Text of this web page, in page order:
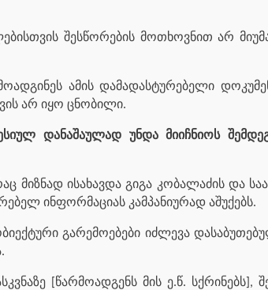
შესწორების მოთხოვნით არ
ამის დამადასტურებელი
არ იყო ცნობილი.
დანაშაულად უნდა მიიჩნიოს
მიზნად ისახავდა გიგა კობალაძის და
ინფორმაციას კამპანიურად აშუქებს.
გარემოებები იძლევა
[წარმოადგენს მის ე.წ. სქრინებს],